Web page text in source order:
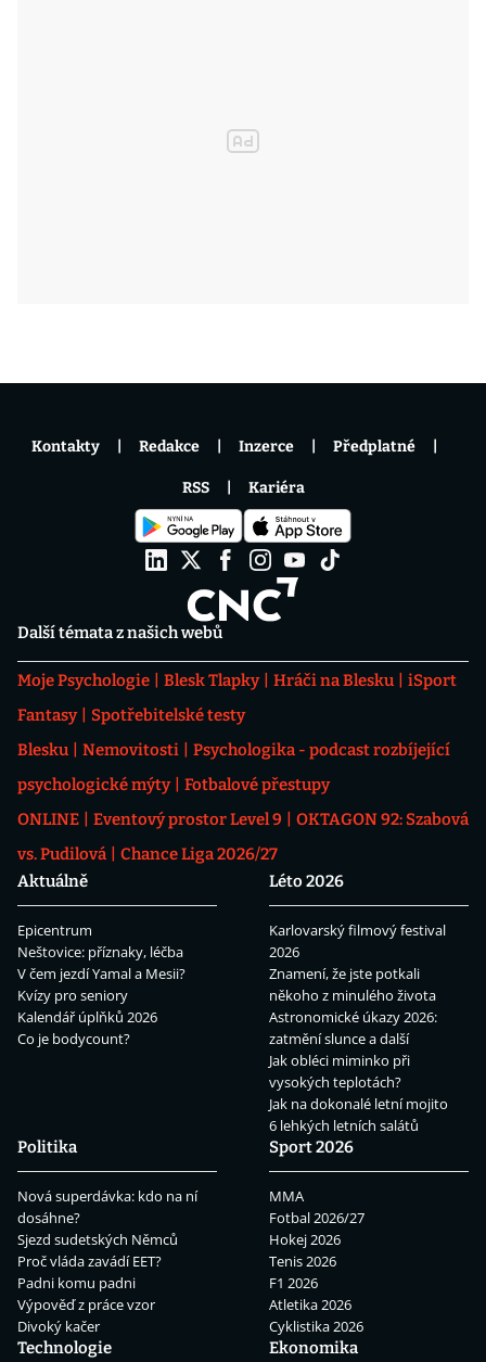
Další témata z našich webů
Moje Psychologie Blesk Tlapky Hráči na Blesku
iSport
Fantasy
Spotřebitelské testy
Blesku
Nemovitosti
Psychologika - podcast rozbíjející
psychologické mýty
Fotbalové přestupy
ONLINE
Eventový prostor Level 9
OKTAGON 92: Szabová
vs. Pudilová
Chance Liga 2026/27
Aktuálně
Epicentrum
Neštovice: příznaky, léčba
V čem jezdí Yamal a Mesii?
Kvízy pro seniory
Kalendář úplňků 2026
Co je bodycount?
Léto 2026
Karlovarský filmový festival
2026
Znamení, že jste potkali
někoho z minulého života
Astronomické úkazy 2026:
zatmění slunce a další
Jak obléci miminko při
vysokých teplotách?
Jak na dokonalé letní mojito
6 lehkých letních salátů
Politika
Nová superdávka: kdo na ní
dosáhne?
Sjezd sudetských Němců
Proč vláda zavádí EET?
Padni komu padni
Výpověď z práce vzor
Divoký kačer
Sport 2026
MMA
Fotbal 2026/27
Hokej 2026
Tenis 2026
F1 2026
Atletika 2026
Cyklistika 2026
Technologie
Ekonomika
Kontakty Redakce Inzerce Předplatné
RSS Kariéra